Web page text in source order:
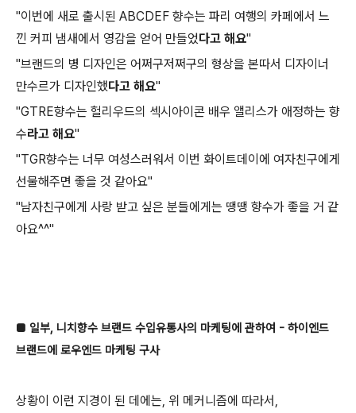
"이번에 새로 출시된 ABCDEF 향수는 파리 여행의 카페에서 느
낀 커피 냄새에서 영감을 얻어 만들었다고 해요"
"브랜드의 병 디자인은 어쩌구저쩌구의 형상을 본따서 디자이너
만수르가 디자인했다고 해요"
"GTRE향수는 헐리우드의 섹시아이콘 배우 앨리스가 애정하는 향
수라고 해요"
"TGR향수는 너무 여성스러워서 이번 화이트데이에 여자친구에게
선물해주면 좋을 것 같아요"
"남자친구에게 사랑 받고 싶은 분들에게는 땡땡 향수가 좋을 거 같
아요^^"
■ 일부, 니치향수 브랜드 수입유통사의 마케팅에 관하여 - 하이엔드
브랜드에 로우엔드 마케팅 구사
상황이 이런 지경이 된 데에는, 위 메커니즘에 따라서,